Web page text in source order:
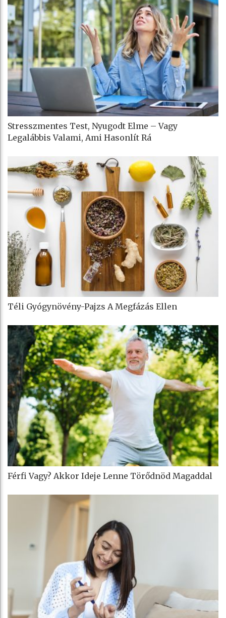
Stresszmentes Test, Nyugodt Elme – Vagy
Legalábbis Valami, Ami Hasonlít Rá
Téli Gyógynövény-Pajzs A Megfázás Ellen
Férfi Vagy? Akkor Ideje Lenne Törődnöd Magaddal